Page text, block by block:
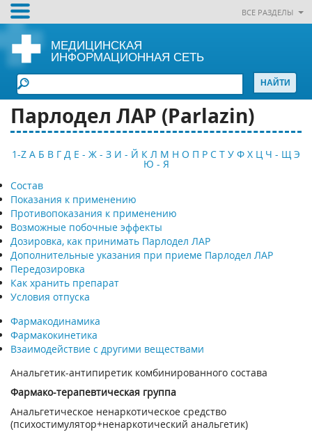
ВСЕ РАЗДЕЛЫ
МЕДИЦИНСКАЯ
ИНФОРМАЦИОННАЯ СЕТЬ
Парлодел ЛАР (Рarlazin)
1-Z А Б В Г Д Е - Ж - З И - Й К Л М Н О П Р С Т У Ф Х Ц Ч - Щ Э
Ю - Я
Состав
Показания к применению
Противопоказания к применению
Возможные побочные эффекты
Дозировка, как принимать Парлодел ЛАР
Дополнительные указания при приеме Парлодел ЛАР
Передозировка
Как хранить препарат
Условия отпуска
Фармакодинамика
Фармакокинетика
Взаимодействие с другими веществами
Анальгетик-антипиретик комбинированного состава
Фармако-терапевтическая группа
Анальгетическое ненаркотическое средство
(психостимулятор+ненаркотический анальгетик)